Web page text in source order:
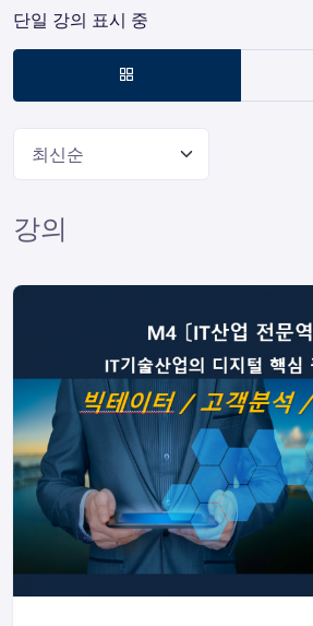
단일 강의 표시 중
최신순
강의